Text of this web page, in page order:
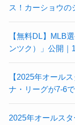
ス！カーショウの
【無料DL】MLB
ンツク）」公開
【2025年オール
ナ・リーグが7-6
2025年オールス